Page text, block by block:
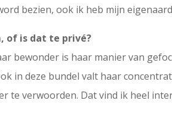
bezien, ook ik heb mijn
of is dat te privé?
bewonder is haar manier van
in deze bundel valt haar
te verwoorden. Dat vind ik heel